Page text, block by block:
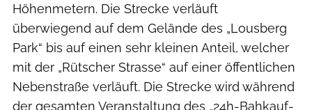
Höhenmetern. Die Strecke verläuft
überwiegend auf dem Gelände des „Lousberg
Park“ bis auf einen sehr kleinen Anteil, welcher
mit der „Rütscher Strasse“ auf einer öffentlichen
Nebenstraße verläuft. Die Strecke wird während
der gesamten Veranstaltung des „24h-Bahkauf-